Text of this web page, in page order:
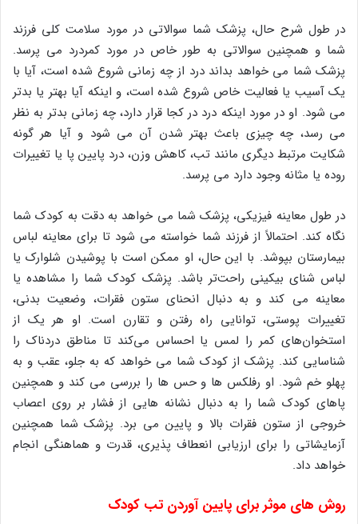
در طول شرح حال، پزشک شما سوالاتی در مورد سلامت کلی فرزند
شما و همچنین سوالاتی به طور خاص در مورد کمردرد می پرسد.
پزشک شما می خواهد بداند درد از چه زمانی شروع شده است، آیا با
یک آسیب یا فعالیت خاص شروع شده است، و اینکه آیا بهتر یا بدتر
می شود. او در مورد اینکه درد در کجا قرار دارد، چه زمانی بدتر به نظر
می رسد، چه چیزی باعث بهتر شدن آن می شود و آیا هر گونه
شکایت مرتبط دیگری مانند تب، کاهش وزن، درد پایین پا یا تغییرات
روده یا مثانه وجود دارد می پرسد.
در طول معاینه فیزیکی، پزشک شما می خواهد به دقت به کودک شما
نگاه کند. احتمالاً از فرزند شما خواسته می شود تا برای معاینه لباس
بیمارستان بپوشد. با این حال، او ممکن است با پوشیدن شلوارک یا
لباس شنای بیکینی راحت‌تر باشد. پزشک کودک شما را مشاهده یا
معاینه می کند و به دنبال انحنای ستون فقرات، وضعیت بدنی،
تغییرات پوستی، توانایی راه رفتن و تقارن است. او هر یک از
استخوان‌های کمر را لمس یا احساس می‌کند تا مناطق دردناک را
شناسایی کند. پزشک از کودک شما می خواهد که به جلو، عقب و به
پهلو خم شود. او رفلکس ها و حس ها را بررسی می کند و همچنین
پاهای کودک شما را به دنبال نشانه هایی از فشار بر روی اعصاب
خروجی از ستون فقرات بالا و پایین می برد. پزشک شما همچنین
آزمایشاتی را برای ارزیابی انعطاف پذیری، قدرت و هماهنگی انجام
خواهد داد.
روش های موثر برای پایین آوردن تب کودک